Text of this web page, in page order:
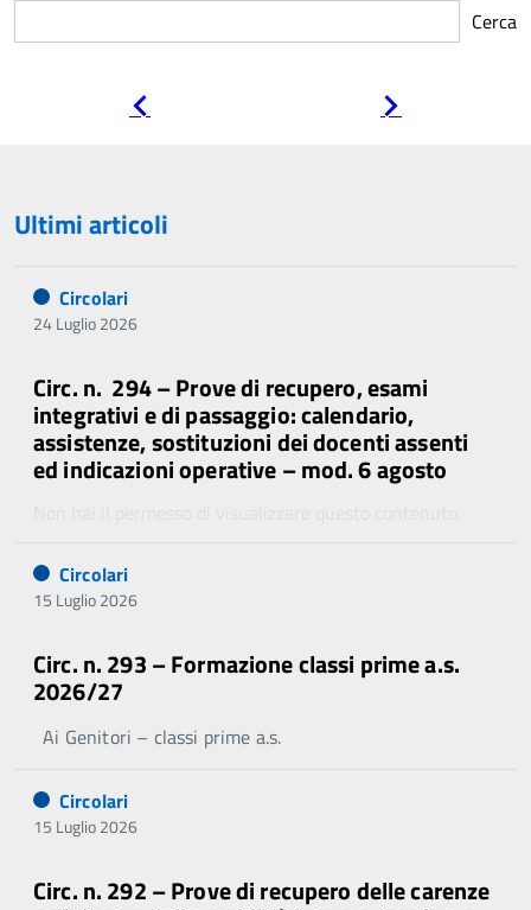
Cerca
Ultimi articoli
Circolari
24 Luglio 2026
Circ. n. 294 – Prove di recupero, esami
integrativi e di passaggio: calendario,
assistenze, sostituzioni dei docenti assenti
ed indicazioni operative – mod. 6 agosto
Circolari
15 Luglio 2026
Circ. n. 293 – Formazione classi prime a.s.
2026/27
Ai Genitori – classi prime a.s.
Circolari
15 Luglio 2026
Circ. n. 292 – Prove di recupero delle carenze